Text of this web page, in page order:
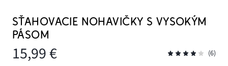
SŤAHOVACIE NOHAVIČKY S VYSOKÝM
PÁSOM
15,99 € (6)